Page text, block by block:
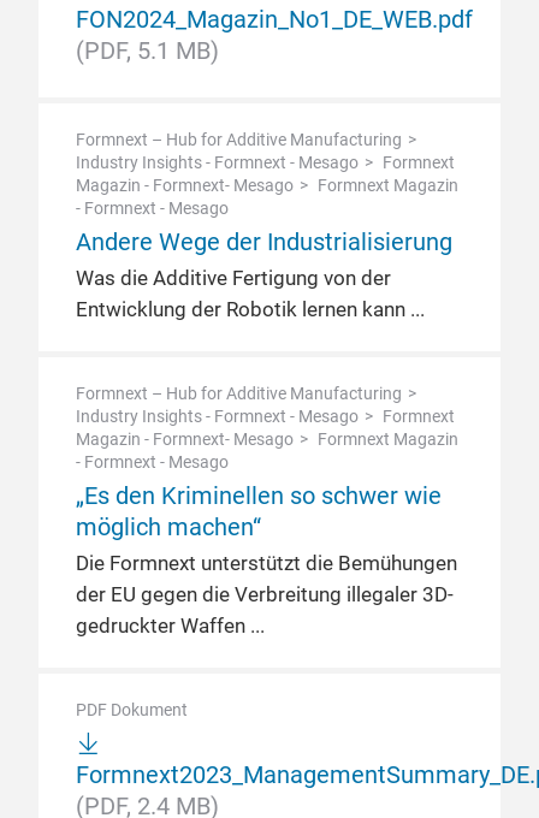
FON2024_Magazin_No1_DE_WEB.pdf
(PDF, 5.1 MB)
Formnext – Hub for Additive Manufacturing
Industry Insights - Formnext - Mesago
Formnext
Magazin - Formnext- Mesago
Formnext Magazin
- Formnext - Mesago
Andere Wege der Industrialisierung
Was die Additive Fertigung von der
Entwicklung der Robotik lernen kann
Formnext – Hub for Additive Manufacturing
Industry Insights - Formnext - Mesago
Formnext
Magazin - Formnext- Mesago
Formnext Magazin
- Formnext - Mesago
„Es den Kriminellen so schwer wie
möglich machen“
Die Formnext unterstützt die Bemühungen
der EU gegen die Verbreitung illegaler 3D-
gedruckter Waffen
PDF Dokument
(PDF, 2.4 MB)